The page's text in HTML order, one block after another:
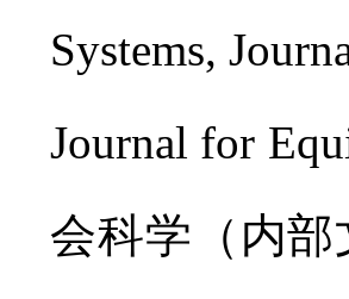
Systems,
Journal for
会科学（内